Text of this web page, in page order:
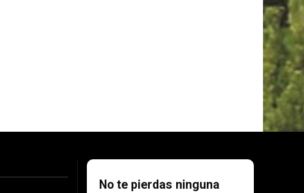
No te pierdas ninguna